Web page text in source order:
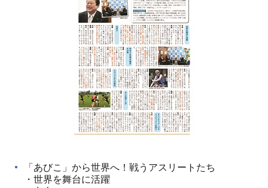
「あびこ」から世界へ！戦うアスリートたち
・世界を舞台に活躍